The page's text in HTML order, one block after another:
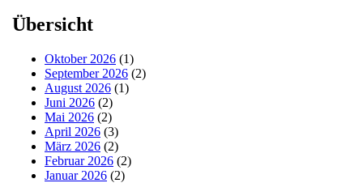
Übersicht
Oktober 2026 (1)
September 2026 (2)
August 2026 (1)
Juni 2026 (2)
Mai 2026 (2)
April 2026 (3)
März 2026 (2)
Februar 2026 (2)
Januar 2026 (2)